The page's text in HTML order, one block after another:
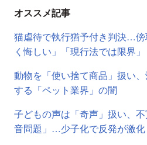
オススメ記事
猫虐待で執行猶予付き判決…
く悔しい」「現行法では限界」
動物を「使い捨て商品」扱い
する「ペット業界」の闇
子どもの声は「奇声」扱い、
音問題」…少子化で反発が激化